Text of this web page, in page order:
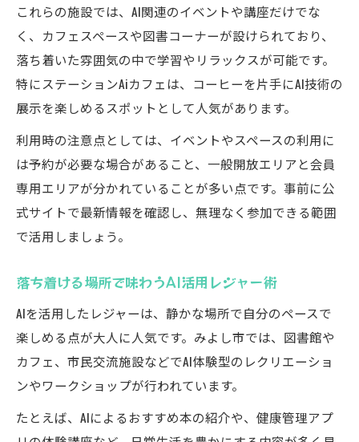
これらの施設では、AI関連のイベントや講座だけでな
く、カフェスペースや図書コーナーが設けられており、
落ち着いた雰囲気の中で学習やリラックスが可能です。
特にステーションAiカフェは、コーヒーを片手にAI技術の
展示を楽しめるスポットとして人気があります。
利用時の注意点としては、イベントやスペースの利用に
は予約が必要な場合があること、一般開放エリアと会員
専用エリアが分かれていることが多い点です。事前に公
式サイトで最新情報を確認し、無理なく参加できる範囲
で活用しましょう。
落ち着ける場所で味わうAI活用レジャー術
AIを活用したレジャーは、静かな場所で自分のペースで
楽しめる点が大人に人気です。みよし市では、図書館や
カフェ、市民交流施設などでAI体験型のレクリエーショ
ンやワークショップが行われています。
たとえば、AIによるおすすめ本の紹介や、健康管理アプ